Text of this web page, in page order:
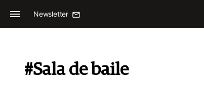
Newsletter
#Sala de baile